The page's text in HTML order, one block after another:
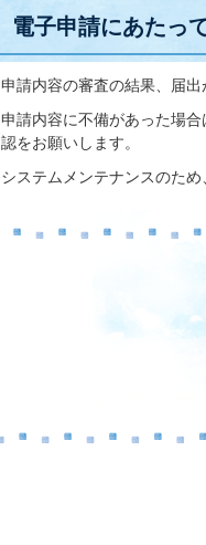
電子申請にあたっ
申請内容の審査の結果、届
申請内容に不備があった場
認をお願いします。
システムメンテナンスのた